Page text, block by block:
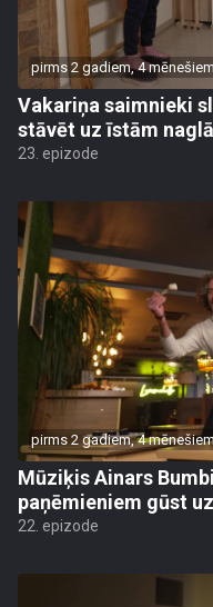
pirms 2 gadiem, 4 mēnešiem
Vakariņa saimnieki
stāvēt uz īstām
23. epizode
pirms 2 gadiem, 4
Mūziķis Ainars
paņēmieniem gūst
22. epizode